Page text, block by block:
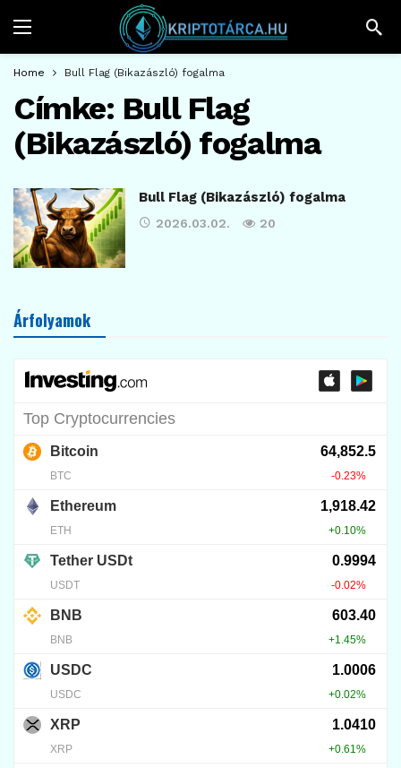
Home Bull Flag (Bikazászló) fogalma
Címke: Bull Flag
(Bikazászló) fogalma
Bull Flag (Bikazászló) fogalma
2026.03.02. 20
Árfolyamok